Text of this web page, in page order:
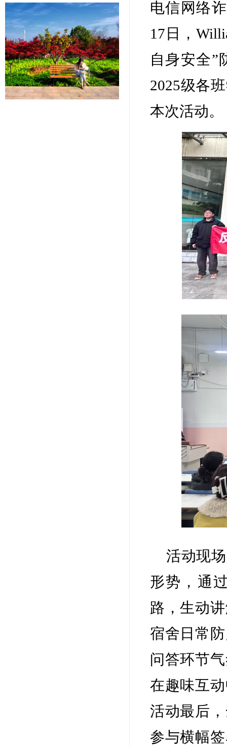
电信网络
17日，
自身安全”
2025级各
本次活动。
活动现
形势，通
路，生动
宿舍日常
问答环节
在趣味互
活动最后
参与横幅